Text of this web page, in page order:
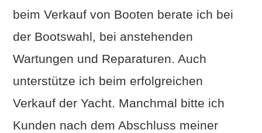
VIEW POST
beim Verkauf von Booten berate ich bei
der Bootswahl, bei anstehenden
Wartungen und Reparaturen. Auch
unterstütze ich beim erfolgreichen
Verkauf der Yacht. Manchmal bitte ich
Kunden nach dem Abschluss meiner